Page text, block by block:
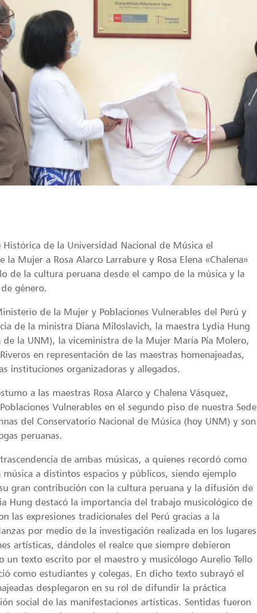
de la Universidad Nacional de Música el
Mujer a Rosa Alarco Larrabure y Rosa Elena «Chalena»
de la cultura peruana desde el campo de la música y la
género.
de la Mujer y Poblaciones Vulnerables del Perú y
de la ministra Diana Miloslavich, la maestra Lydia Hung
la UNM), la viceministra de la Mujer María Pía Molero,
en representación de las maestras homenajeadas,
instituciones organizadoras y allegados.
a las maestras Rosa Alarco y Chalena Vásquez,
Vulnerables en el segundo piso de nuestra Sede
del Conservatorio Nacional de Música (hoy UNM) y son
peruanas.
de ambas músicas, a quienes recordó como
a distintos espacios y públicos, siendo ejemplo
gran contribución con la cultura peruana y la difusión de
Hung destacó la importancia del trabajo musicológico de
las expresiones tradicionales del Perú gracias a la
por medio de la investigación realizada en los lugares
artísticas, dándoles el realce que siempre debieron
un texto escrito por el maestro y musicólogo Aurelio Tello
como estudiantes y colegas. En dicho texto subrayó el
desplegaron en su rol de difundir la práctica
social de las manifestaciones artísticas. Sentidas fueron